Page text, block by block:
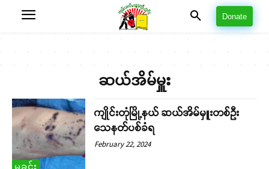
Donate
ဆယ်အိမ်မှူး
မှုခင်း
ကျိုင်းတုံမြို့နယ် ဆယ်အိမ်မှူးတစ်ဦး
သေနတ်ပစ်ခံရ
February 22, 2024